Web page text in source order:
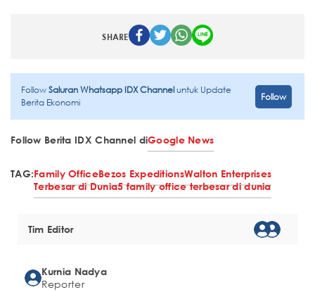
SHARE
FollowSaluran Whatsapp IDX Channeluntuk Update
Berita Ekonomi
Follow
Follow Berita IDX Channel diGoogle News
TAG:Family OfficeBezos ExpeditionsWalton Enterprises
Terbesar di Dunia5 family office terbesar di dunia
Tim Editor
Kurnia Nadya
Reporter